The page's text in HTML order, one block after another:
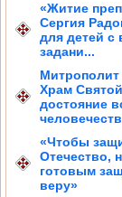
«Житие
Сергия
для детей с
задани...
Храм
достояние
«Чтобы
Отечество,
готовым
веру»